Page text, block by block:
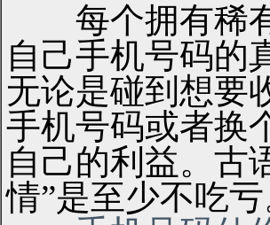
每个拥有稀有
自己手机号码的
无论是碰到想要
手机号码或者换
自己的利益。古
情”是至少不吃亏